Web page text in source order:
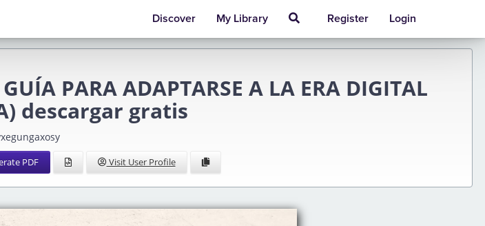
Discover My Library Register Login
PARA ADAPTARSE A LA ERA DIGITAL
descargar gratis
PDF Visit User Profile